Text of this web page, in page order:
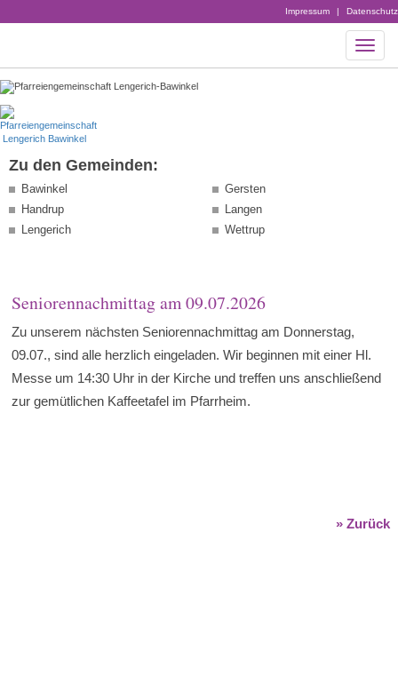
Impressum | Datenschutz
Zu den Gemeinden:
Bawinkel
Gersten
Handrup
Langen
Lengerich
Wettrup
Seniorennachmittag am 09.07.2026
Zu unserem nächsten Seniorennachmittag am Donnerstag,
09.07., sind alle herzlich eingeladen. Wir beginnen mit einer Hl.
Messe um 14:30 Uhr in der Kirche und treffen uns anschließend
zur gemütlichen Kaffeetafel im Pfarrheim.
» Zurück